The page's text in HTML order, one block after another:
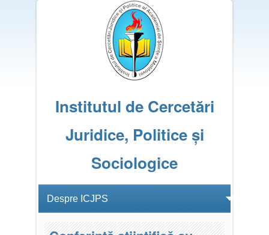
Institutul de Cercetări
Juridice, Politice și
Sociologice